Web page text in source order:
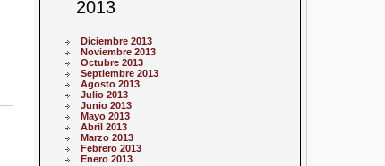
2013
Diciembre 2013
Noviembre 2013
Octubre 2013
Septiembre 2013
Agosto 2013
Julio 2013
Junio 2013
Mayo 2013
Abril 2013
Marzo 2013
Febrero 2013
Enero 2013